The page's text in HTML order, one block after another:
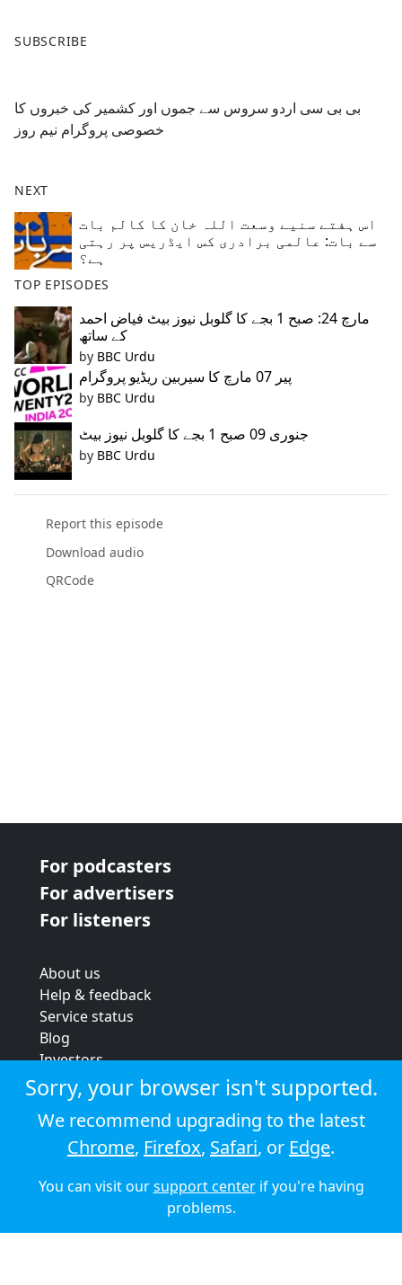
a
b
o
SUBSCRIBE
بی بی سی اردو سروس سے جموں اور کشمیر کی خبروں کا
خصوصی پروگرام نیم روز
NEXT
اس ہفتے سنیے وسعت اللہ خان کا کالم بات
سے بات: عالمی برادری کس ایڈریس پر رہتی
ہے؟
TOP EPISODES
مارچ 24: صبح 1 بجے کا گلوبل نیوز بیٹ فیاض احمد
کے ساتھ
by BBC Urdu
پیر 07 مارچ کا سیربین ریڈیو پروگرام
by BBC Urdu
جنوری 09 صبح 1 بجے کا گلوبل نیوز بیٹ
by BBC Urdu
Report this episode
Download audio
QRCode
For podcasters
For advertisers
For listeners
About us
Help & feedback
Service status
Blog
Investors
Strategic review
Terms & conditions
Privacy policy
Cookie policy
© 2026 Audioboom
Sorry, your browser isn't supported.
We recommend upgrading to the latest
Chrome, Firefox, Safari, or Edge.
You can visit oursupport centerif you're having
problems.